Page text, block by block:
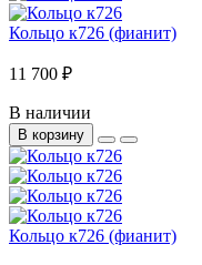
Кольцо к726 (фианит)
11 700 ₽
В наличии
В корзину
Кольцо к726 (фианит)